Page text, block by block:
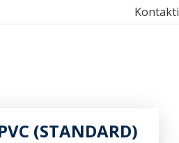
Kontakti
(STANDARD)